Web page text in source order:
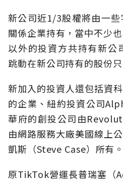
新公司近1/3股權將由一
關係企業持有，當中不少
以外的投資方共持有新公
跳動在新公司持有的股份
新加入的投資人還包括資
的企業、紐約投資公司
華府的創投公司由
由網路服務大廠美國線上
凱斯（Steve Case）所有。
原TikTok營運長普瑞塞（